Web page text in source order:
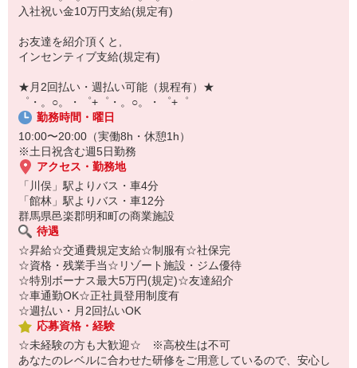
短期・期間限定・オープニング・官公庁案件
上場/優良/大手企業など
【スマホ面接実施中】
￣￣￣￣￣￣￣￣￣
自宅に居ながらスマホでカンタン面接OK！
オンライン面談なのでスピード対応。
広く紹介可能♪
入社祝い金10万円支給(規定有)
お友達を紹介頂くと,
インセンティブ支給(規定有)
★月2回払い・週払い可能（規程有）★
゜・。○。・゜+゜・。○。・゜+゜
勤務時間・曜日
10:00〜20:00（実働8h・休憩1h）
※土日祝含む週5日勤務
アクセス・勤務地
「川俣」駅よりバス・車4分
「館林」駅よりバス・車12分
群馬県邑楽郡明和町の商業施設
待遇
☆昇給☆交通費規定支給☆制服有☆社保完
☆資格・残業手当☆リゾート施設・ジム優待
☆特別ボーナス最大5万円(規定)☆友達紹介
☆車通勤OK☆正社員登用制度有
☆週払い・月2回払いOK
応募資格・経験
☆未経験の方も大歓迎☆ ※高校生は不可
あなたのレベルに合わせた研修をご用意しているので、安心し